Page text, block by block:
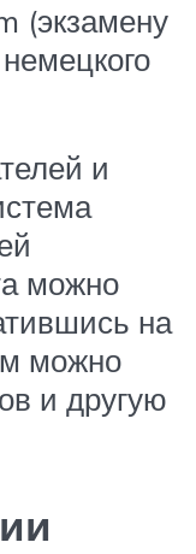
(экзамену
и
можно
на
можно
и другую